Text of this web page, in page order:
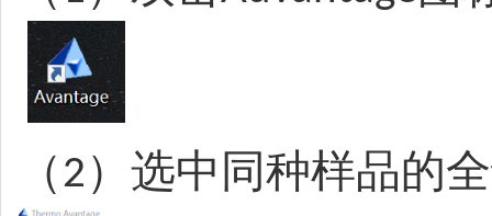
（2 ）选中同种样品的